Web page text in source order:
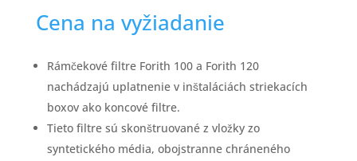
Cena na vyžiadanie
Rámčekové filtre Forith 100 a Forith 120
nachádzajú uplatnenie v inštaláciách striekacích
boxov ako koncové filtre.
Tieto filtre sú skonštruované z vložky zo
syntetického média, obojstranne chráneného